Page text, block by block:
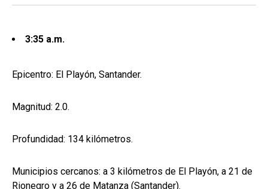
3:35 a.m.
Epicentro: El Playón, Santander.
Magnitud: 2.0.
Profundidad: 134 kilómetros.
Municipios cercanos: a 3 kilómetros de El Playón, a 21 de
Rionegro y a 26 de Matanza (Santander).